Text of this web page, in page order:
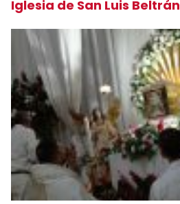
Iglesia de San Luis Beltrán